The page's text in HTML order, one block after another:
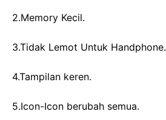
2.Memory Kecil.
3.Tidak Lemot Untuk Handphone.
4.Tampilan keren.
5.Icon-Icon berubah semua.